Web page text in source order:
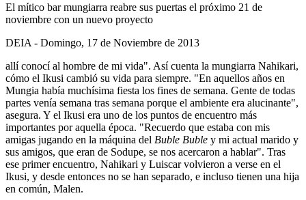
El mítico bar mungiarra reabre sus puertas el próximo 21 de
noviembre con un nuevo proyecto
DEIA - Domingo, 17 de Noviembre de 2013
allíconocí al hombre de mi vida". Así cuenta la mungiarra Nahikari,
cómo el Ikusi cambió su vida para siempre. "En aquellos años en
Mungia había muchísima fiesta los fines de semana. Gente de todas
partes venía semana tras semana porque el ambiente era alucinante",
asegura. Y el Ikusi era uno de los puntos de encuentro más
importantes por aquella época. "Recuerdo que estaba con mis
amigas jugando en la máquina del Buble Buble y mi actual marido y
sus amigos, que eran de Sodupe, se nos acercaron a hablar". Tras
ese primer encuentro, Nahikari y Luiscar volvieron a verse en el
Ikusi, y desde entonces no se han separado, e incluso tienen una hija
en común, Malen.